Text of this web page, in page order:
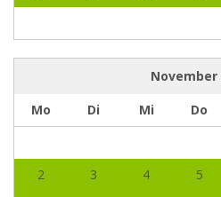
November
Mo
Di Mi Do
2
3 4 5